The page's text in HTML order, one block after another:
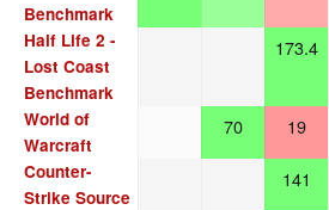
Benchmark
Half Life 2 -
Lost Coast
Benchmark
173.4
World of
Warcraft
70 19
Counter-
Strike Source
141